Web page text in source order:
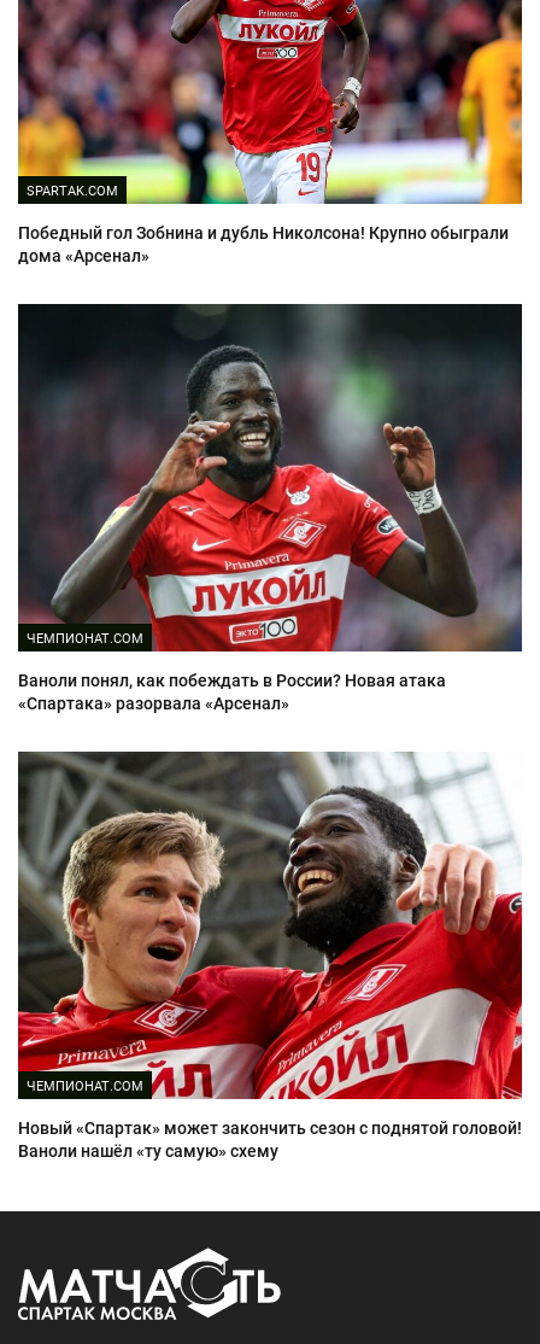
SPARTAK.COM
Победный гол Зобнина и дубль Николсона! Крупно обыграли
дома «Арсенал»
ЧЕМПИОНАТ.COM
Ваноли понял, как побеждать в России? Новая атака
«Спартака» разорвала «Арсенал»
ЧЕМПИОНАТ.COM
Новый «Спартак» может закончить сезон с поднятой головой!
Ваноли нашёл «ту самую» схему